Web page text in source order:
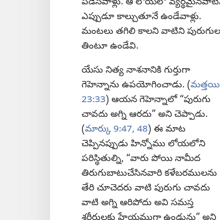
ఎప్పుడూ కాల్చుతూనే ఉండేవాళ్లు.
మంటలు తగిలి కాలని వాటిని
తింటూ ఉండేవి.
యేసు నిత్య నాశనానికి గుర్తుగా
గెహెన్నాను ఉపయోగించాడు. (మత్తయి
23:33) ఆయన గెహెన్నాలో “పురుగు
చావదు అగ్ని ఆరదు” అని చెప్పాడు.
(మార్కు 9:47, 48) ఈ మాట
చెప్పినప్పుడు హిన్నోము లోయలోని
పరిస్థితుల్ని, “వారు పోయి నామీద
తిరుగుబాటుచేసినవారి కళేబరములను
తేరి చూచెదరు వాటి పురుగు చావదు
వాటి అగ్ని ఆరిపోదు అవి సమస్త